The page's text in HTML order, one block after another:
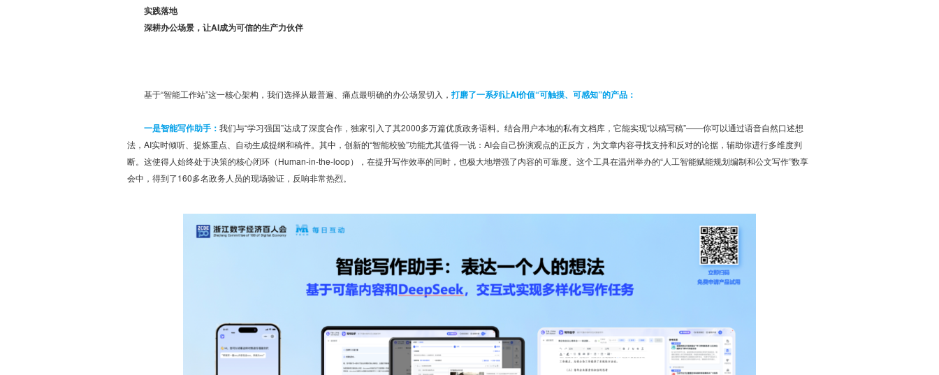
实践落地
深耕办公场景，让AI成为可信的生产力伙伴
基于“智能工作站”这一核心架构，我们选择从最普遍、痛点最明确的办公场景切入， 打磨了一系列让AI价值“可触摸、可感知”的产品：
一是智能写作助手： 我们与“学习强国”达成了深度合作，独家引入了其2000多万篇优质政务语料。结合用户本地的私有文档库，它能实现“以稿写稿”——你可以通过语音自然口述想
法，AI实时倾听、提炼重点、自动生成提纲和稿件。其中，创新的“智能校验”功能尤其值得一说：AI会自己扮演观点的正反方，为文章内容寻找支持和反对的论据，辅助你进行多维度判
断。这使得人始终处于决策的核心闭环（Human-in-the-loop），在提升写作效率的同时，也极大地增强了内容的可靠度。这个工具在温州举办的“人工智能赋能规划编制和公文写作”数享
会中，得到了160多名政务人员的现场验证，反响非常热烈。